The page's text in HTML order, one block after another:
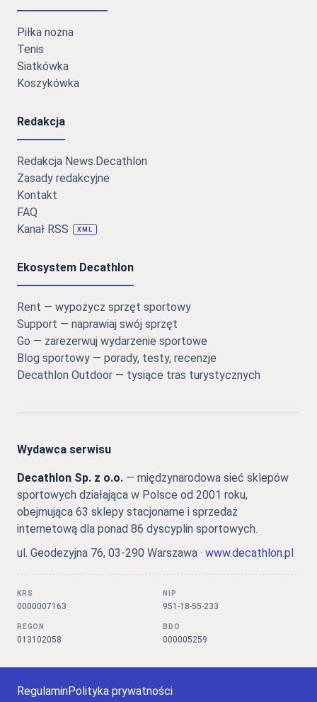
Piłka nożna
Tenis
Siatkówka
Koszykówka
Redakcja
Redakcja News.Decathlon
Zasady redakcyjne
Kontakt
FAQ
Kanał RSS
XML
Ekosystem Decathlon
Rent — wypożycz sprzęt sportowy
Support — naprawiaj swój sprzęt
Go — zarezerwuj wydarzenie sportowe
Blog sportowy — porady, testy, recenzje
Decathlon Outdoor — tysiące tras turystycznych
Wydawca serwisu
Decathlon Sp. z o.o. — międzynarodowa sieć sklepów
sportowych działająca w Polsce od 2001 roku,
obejmująca 63 sklepy stacjonarne i sprzedaż
internetową dla ponad 86 dyscyplin sportowych.
ul. Geodezyjna 76, 03-290 Warszawa · www.decathlon.pl
KRS
0000007163
NIP
951-18-55-233
REGON
013102058
BDO
000005259
RegulaminPolityka prywatności